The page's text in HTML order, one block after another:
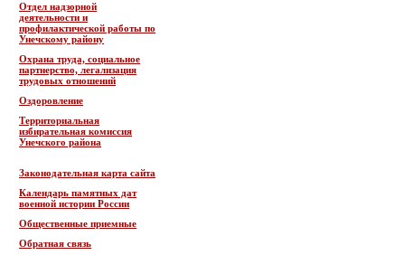
Отдел надзорной
деятельности и
профилактической работы по
Унечскому району
Охрана труда, социальное
партнерство, легализация
трудовых отношений
Оздоровление
Территориальная
избирательная комиссия
Унечского района
Законодательная карта сайта
Календарь памятных дат
военной истории России
Общественные приемные
Обратная связь